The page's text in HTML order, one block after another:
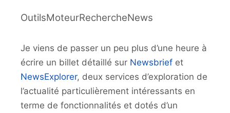
OutilsMoteurRechercheNews
Je viens de passer un peu plus d’une heure à
écrire un billet détaillé sur Newsbrief et
NewsExplorer, deux services d’exploration de
l’actualité particulièrement intéressants en
terme de fonctionnalités et dotés d’un